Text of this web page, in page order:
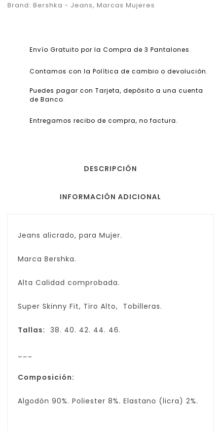
Brand: Bershka - Jeans, Marcas Mujeres
Envío Gratuito por la Compra de 3 Pantalones.
Contamos con la Política de cambio o devolución.
Puedes pagar con Tarjeta, depósito a una cuenta
de Banco.
Entregamos recibo de compra, no factura.
DESCRIPCIÓN
INFORMACIÓN ADICIONAL
Jeans alicrado, para Mujer.
Marca Bershka.
Alta Calidad comprobada.
Super Skinny Fit, Tiro Alto, Tobilleras.
Tallas: 38. 40. 42. 44. 46.
Composición:
Algodón 90%. Poliester 8%. Elastano (licra) 2%.